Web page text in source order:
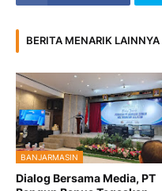
BERITA MENARIK LAINNYA
BANJARMASIN
Dialog Bersama Media, PT